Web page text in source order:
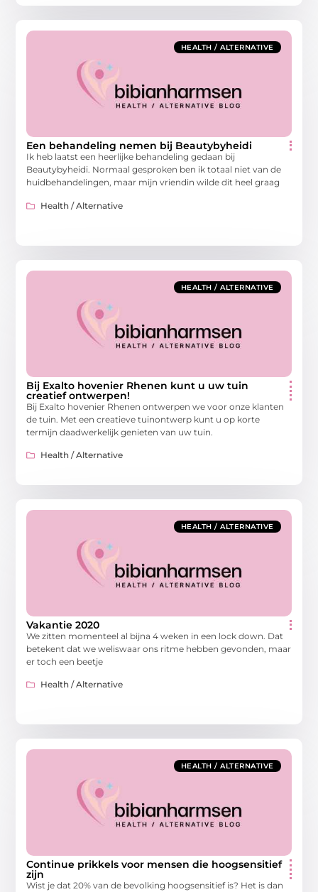
HEALTH / ALTERNATIVE
Een behandeling nemen bij Beautybyheidi
Ik heb laatst een heerlijke behandeling gedaan bij
Beautybyheidi. Normaal gesproken ben ik totaal niet van de
huidbehandelingen, maar mijn vriendin wilde dit heel graag
Health / Alternative
HEALTH / ALTERNATIVE
Bij Exalto hovenier Rhenen kunt u uw tuin
creatief ontwerpen!
Bij Exalto hovenier Rhenen ontwerpen we voor onze klanten
de tuin. Met een creatieve tuinontwerp kunt u op korte
termijn daadwerkelijk genieten van uw tuin.
Health / Alternative
HEALTH / ALTERNATIVE
Vakantie 2020
We zitten momenteel al bijna 4 weken in een lock down. Dat
betekent dat we weliswaar ons ritme hebben gevonden, maar
er toch een beetje
Health / Alternative
HEALTH / ALTERNATIVE
Continue prikkels voor mensen die hoogsensitief
zijn
Wist je dat 20% van de bevolking hoogsensitief is? Het is dan